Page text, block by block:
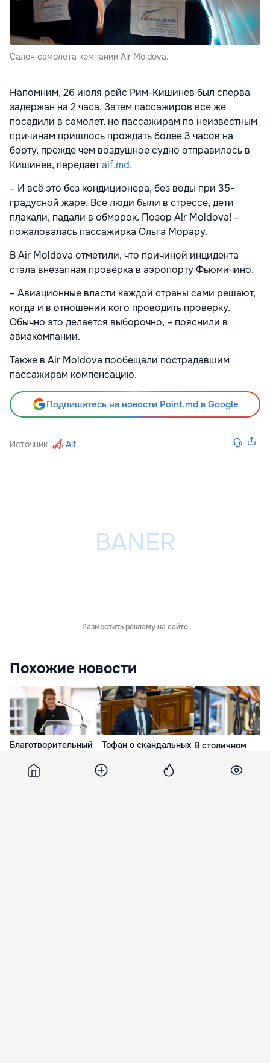
Салон самолета компании Air Moldova.
Напомним, 26 июля рейс Рим-Кишинев был сперва
задержан на 2 часа. Затем пассажиров все же
посадили в самолет, но пассажирам по неизвестным
причинам пришлось прождать более 3 часов на
борту, прежде чем воздушное судно отправилось в
Кишинев, передаетaif.md.
– И всё это без кондиционера, без воды при 35-
градусной жаре. Все люди были в стрессе, дети
плакали, падали в обморок. Позор Air Moldova! –
пожаловалась пассажирка Ольга Морару.
В Air Moldova отметили, что причиной инцидента
стала внезапная проверка в аэропорту Фьюмичино.
– Авиационные власти каждой страны сами решают,
когда и в отношении кого проводить проверку.
Обычно это делается выборочно, – пояснили в
авиакомпании.
Также в Air Moldova пообещали пострадавшим
пассажирам компенсацию.
Подпишитесь на новости Point.md в Google
Источник Aif
Разместить рекламу на сайте
Похожие новости
Благотворительный
объявил о закрытии
из-за скандала с
Тофан о скандальных
госсекторе: Я не
потерплю подобного
В столичном
ударил
завязалась драка